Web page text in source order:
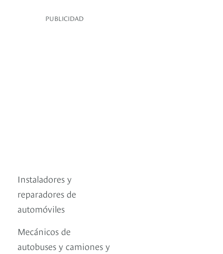
PUBLICIDAD
Instaladores y
reparadores de
automóviles
Mecánicos de
autobuses y camiones y